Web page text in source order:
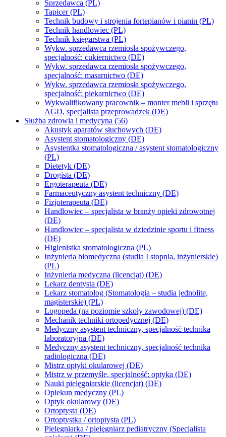
Sprzedawca (PL)
Tapicer (PL)
Technik budowy i strojenia fortepianów i pianin (PL)
Technik handlowiec (PL)
Technik księgarstwa (PL)
Wykw. sprzedawca rzemiosła spożywczego,
specjalność: cukiernictwo (DE)
Wykw. sprzedawca rzemiosła spożywczego,
specjalność: masarnictwo (DE)
Wykw. sprzedawca rzemiosła spożywczego,
specjalność: piekarnictwo (DE)
Wykwalifikowany pracownik – monter mebli i sprzętu
AGD, specjalista przeprowadzek (DE)
Służba zdrowia i medycyna (56)
Akustyk aparatów słuchowych (DE)
Asystent stomatologiczny (DE)
Asystentka stomatologiczna / asystent stomatologiczny
(PL)
Dietetyk (DE)
Drogista (DE)
Ergoterapeuta (DE)
Farmaceutyczny asystent techniczny (DE)
Fizjoterapeuta (DE)
Handlowiec – specjalista w branży opieki zdrowotnej
(DE)
Handlowiec – specjalista w dziedzinie sportu i fitness
(DE)
Higienistka stomatologiczna (PL)
Inżynieria biomedyczna (studia I stopnia, inżynierskie)
(PL)
Inżynieria medyczna (licencjat) (DE)
Lekarz dentysta (DE)
Lekarz stomatolog (Stomatologia – studia jednolite,
magisterskie) (PL)
Logopeda (na poziomie szkoły zawodowej) (DE)
Mechanik techniki ortopedycznej (DE)
Medyczny asystent techniczny, specjalność technika
laboratoryjna (DE)
Medyczny asystent techniczny, specjalność technika
radiologiczna (DE)
Mistrz optyki okularowej (DE)
Mistrz w przemyśle, specjalność: optyka (DE)
Nauki pielęgniarskie (licencjat) (DE)
Opiekun medyczny (PL)
Optyk okularowy (DE)
Ortoptysta (DE)
Ortoptystka / ortoptysta (PL)
Pielęgniarka / pielęgniarz pediatryczny (Specjalista